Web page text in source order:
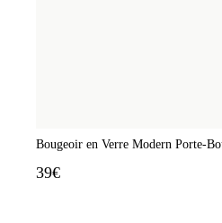
Bougeoir en Verre Modern Porte-
39€